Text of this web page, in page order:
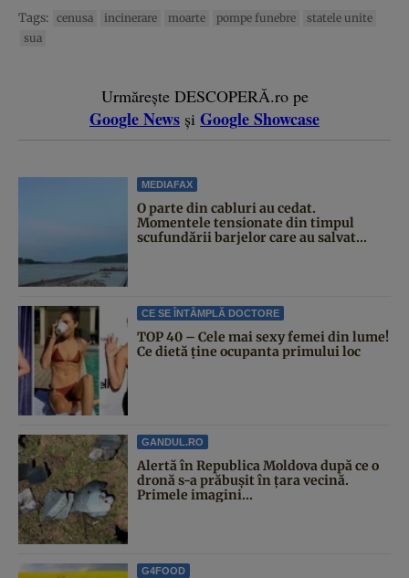
Tags: cenusa incinerare moarte pompe funebre
statele unite
sua
Urmărește DESCOPERĂ.ro pe
Google News și Google Showcase
MEDIAFAX
O parte din cabluri au cedat.
Momentele tensionate din timpul
scufundării barjelor care au salvat...
CE SE ÎNTÂMPLĂ DOCTORE
TOP 40 – Cele mai sexy femei din lume!
Ce dietă ține ocupanta primului loc
GANDUL.RO
Alertă în Republica Moldova după ce o
dronă s-a prăbușit în țara vecină.
Primele imagini...
G4FOOD